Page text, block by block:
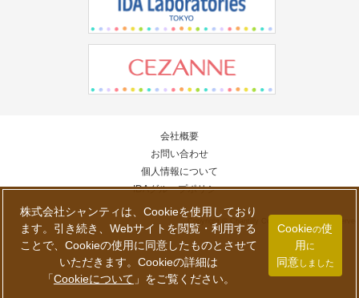
株式会社シャンティは、Cookieを使用しており
ます。引き続き、Webサイトを閲覧・利用する
ことで、Cookieの使用に同意したものとさせて
いただきます。Cookieの詳細は
「Cookieについて 」 をご覧ください。
Cookieの使
用 に
同意しました
会社概要
お問い合わせ
個人情報について
IDAグループポリシー